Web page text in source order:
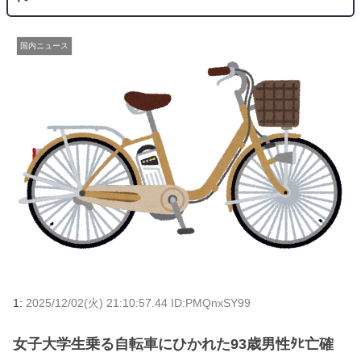
国内ニュース
1: 2025/12/02(火) 21:10:57.44 ID:PMQnxSY99
女子大学生乗る自転車にひかれた93歳男性ﾀﾋ亡確